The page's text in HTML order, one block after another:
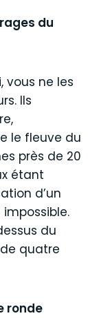
du
vous ne les
Ils
le fleuve du
près de 20
étant
d’un
du
quatre
ronde